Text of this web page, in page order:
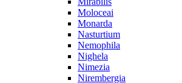
Moloceai
Monarda
Nasturtium
Nemophila
Nighela
Nimezia
Nirembergia